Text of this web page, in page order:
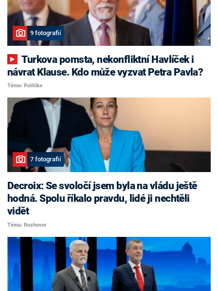
9 fotografií
Turkova pomsta, nekonfliktní Havlíček i
návrat Klause. Kdo může vyzvat Petra Pavla?
Téma: Politika
7 fotografií
Decroix: Se svoločí jsem byla na vládu ještě
hodná. Spolu říkalo pravdu, lidé ji nechtěli
vidět
Téma: Rozhovor